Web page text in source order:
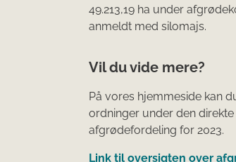
49.213,19 ha under
anmeldt med silomajs.
Vil du vide mere?
På vores hjemmeside kan
ordninger under den
afgrødefordeling for 2023.
Link til oversigten over